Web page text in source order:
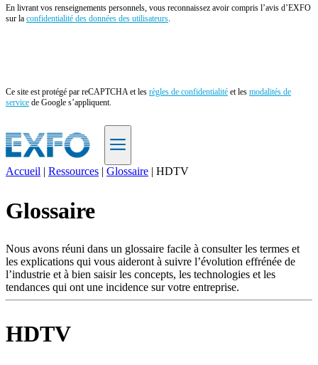
En livrant vos renseignements personnels, vous reconnaissez avoir compris l’avis d’EXFO
sur la confidentialité des données des utilisateurs.
Ce site est protégé par reCAPTCHA et les règles de confidentialité et les modalités de
service de Google s’appliquent.
Produits
Soutien
Services
Acheter
Ressources
nous
S'enregistrer
Accueil | Ressources | Glossaire | HDTV
Glossaire
Nous avons réuni dans un glossaire facile à consulter les termes et
les explications qui vous aideront à suivre l’évolution effrénée de
l’industrie et à bien saisir les concepts, les technologies et les
tendances qui ont une incidence sur votre entreprise.
HDTV